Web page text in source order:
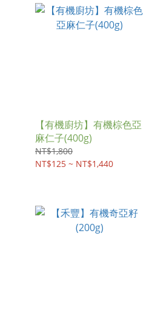
【有機廚坊】有機棕色亞
麻仁子(400g)
NT$1,800
NT$125 ~ NT$1,440